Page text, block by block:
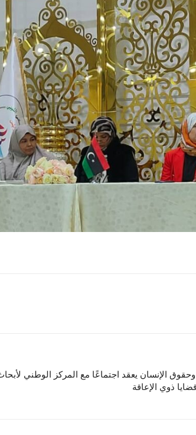
الإنسان يعقد اجتماعًا مع المركز الوطني
ذوي الإعاقة